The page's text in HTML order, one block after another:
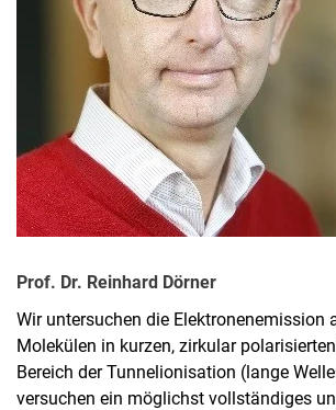
Prof. Dr. Reinhard Dörner
Wir untersuchen die Elektronenemission
Molekülen in kurzen, zirkular
Bereich der Tunnelionisation (lange
versuchen ein möglichst vollständiges